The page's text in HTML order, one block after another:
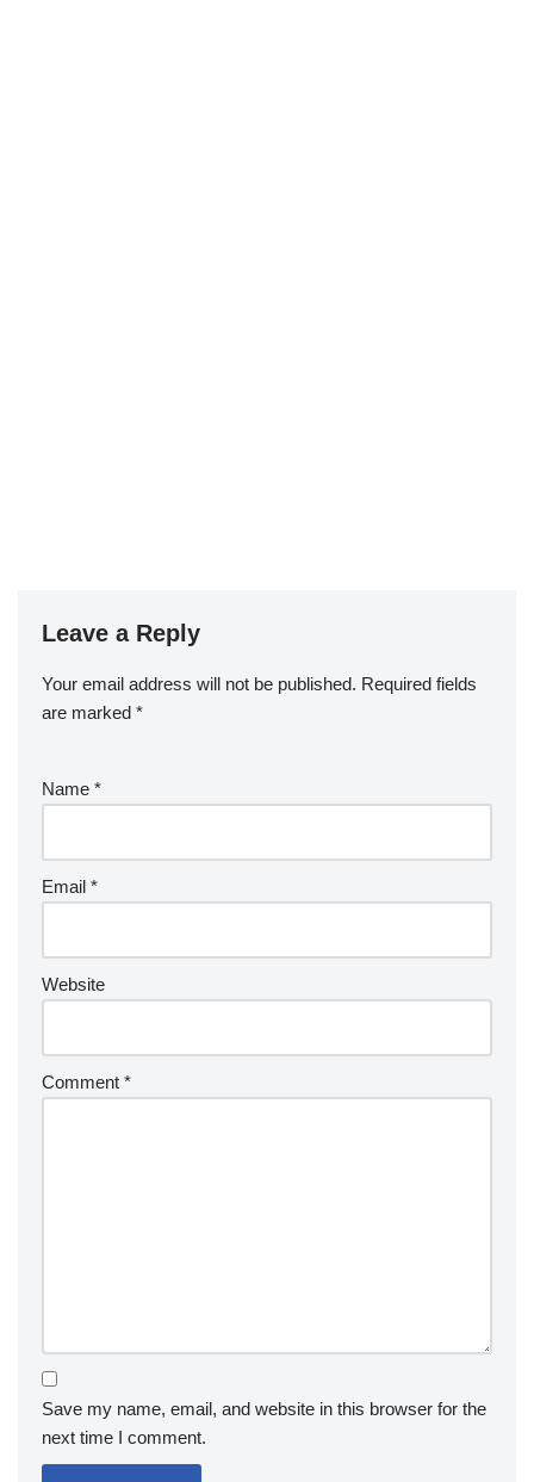
Leave a Reply
Your email address will not be published. Required fields
are marked *
Name *
Email *
Website
Comment *
Save my name, email, and website in this browser for the
next time I comment.